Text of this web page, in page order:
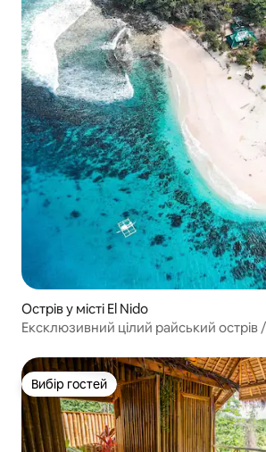
Острів у місті El Nido
Ексклюзивний цілий райський
Вибір гостей
Вибір гостей